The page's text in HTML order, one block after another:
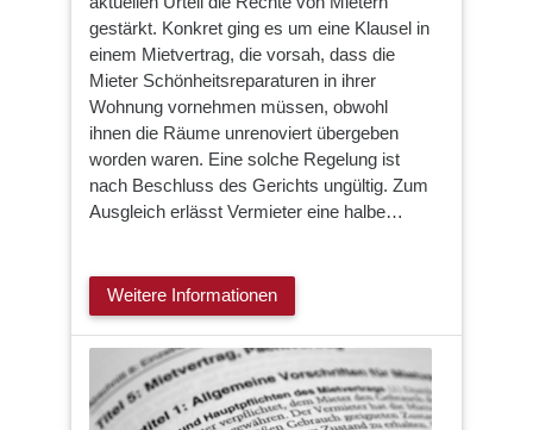
gestärkt. Konkret ging es um eine Klausel in
einem Mietvertrag, die vorsah, dass die
Mieter Schönheitsreparaturen in ihrer
Wohnung vornehmen müssen, obwohl
ihnen die Räume unrenoviert übergeben
worden waren. Eine solche Regelung ist
nach Beschluss des Gerichts ungültig. Zum
Ausgleich erlässt Vermieter eine halbe…
Weitere Informationen